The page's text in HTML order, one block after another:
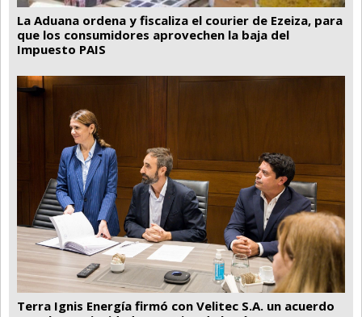
La Aduana ordena y fiscaliza el courier de Ezeiza, para
que los consumidores aprovechen la baja del
Impuesto PAIS
Terra Ignis Energía firmó con Velitec S.A. un acuerdo